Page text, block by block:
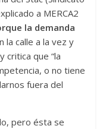
a MERCA2
la demanda
la calle a la vez y
critica que “la
o no tiene
fuera del
pero ésta se